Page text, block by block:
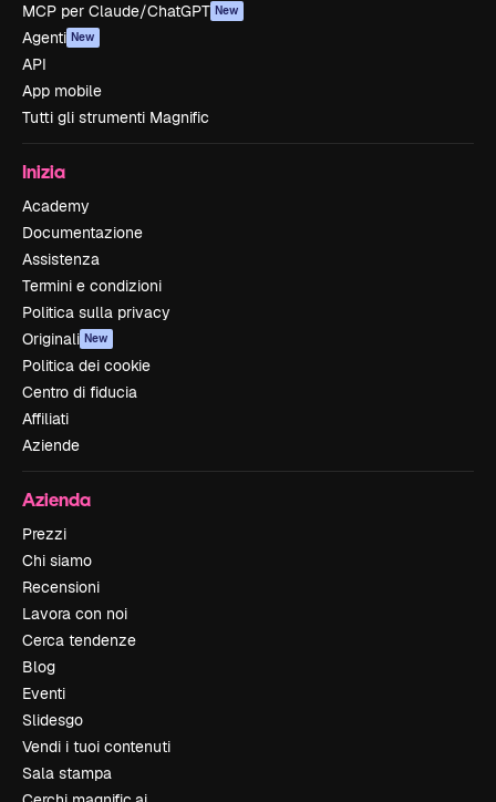
MCP per Claude/ChatGPT New
Agenti New
API
App mobile
Tutti gli strumenti Magnific
Inizia
Academy
Documentazione
Assistenza
Termini e condizioni
Politica sulla privacy
Originali New
Politica dei cookie
Centro di fiducia
Affiliati
Aziende
Azienda
Prezzi
Chi siamo
Recensioni
Lavora con noi
Cerca tendenze
Blog
Eventi
Slidesgo
Vendi i tuoi contenuti
Sala stampa